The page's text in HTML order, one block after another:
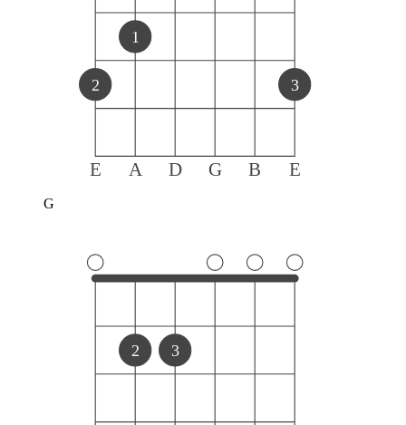
E A D G B E
2
1
3
G
2 3